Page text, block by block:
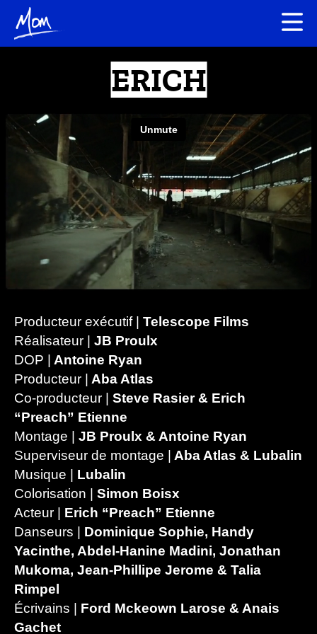
ERICH
Producteur exécutif |
Telescope Films
Réalisateur |
JB Proulx
DOP |
Antoine Ryan
Producteur |
Aba Atlas
Co-producteur |
Steve Rasier & Erich
“Preach” Etienne
Montage |
JB Proulx & Antoine Ryan
Superviseur de montage |
Aba Atlas & Lubalin
Musique |
Lubalin
Colorisation |
Simon Boisx
Acteur |
Erich “Preach” Etienne
Danseurs |
Dominique Sophie, Handy
Yacinthe, Abdel-Hanine Madini, Jonathan
Mukoma, Jean-Phillipe Jerome & Talia
Rimpel
Écrivains |
Ford Mckeown Larose & Anais
Gachet